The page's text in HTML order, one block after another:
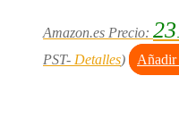
Amazon.es Precio:
PST- Detalles) Añadir